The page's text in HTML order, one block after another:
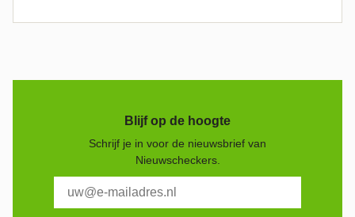
Blijf op de hoogte
Schrijf je in voor de nieuwsbrief van
Nieuwscheckers.